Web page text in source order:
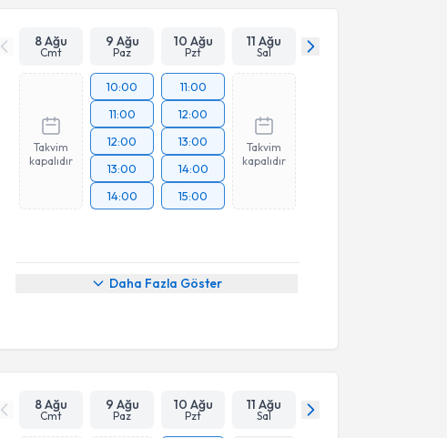
8 Ağu
Cmt
9 Ağu
Paz
10 Ağu
Pzt
11 Ağu
Sal
Takvim
kapalıdır
10:00
11:00
12:00
13:00
14:00
11:00
12:00
13:00
14:00
15:00
Takvim
kapalıdır
Daha Fazla Göster
8 Ağu
Cmt
9 Ağu
Paz
10 Ağu
Pzt
11 Ağu
Sal